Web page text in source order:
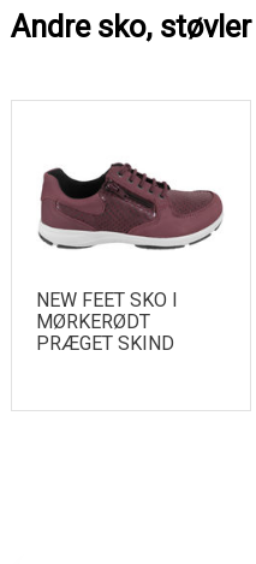
Andre sko,
NEW FEET SKO I
MØRKERØDT
PRÆGET SKIND